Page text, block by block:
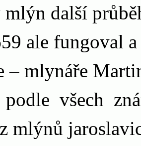
mlýn další
ale fungoval
– mlynáře
podle všech
mlýnů